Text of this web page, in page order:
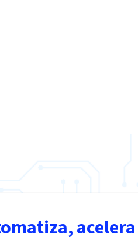
acelera